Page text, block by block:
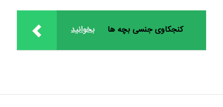
بخوانید کنجکاوی جنسی بچه‌ ها